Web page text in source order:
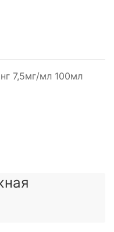
7,5мг/мл 100мл